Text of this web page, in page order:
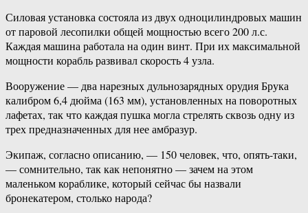
Силовая установка состояла из двух одноцилиндровых машин
от паровой лесопилки общей мощностью всего 200 л.с.
Каждая машина работала на один винт. При их максимальной
мощности корабль развивал скорость 4 узла.
Вооружение — два нарезных дульнозарядных орудия Брука
калибром 6,4 дюйма (163 мм), установленных на поворотных
лафетах, так что каждая пушка могла стрелять сквозь одну из
трех предназначенных для нее амбразур.
Экипаж, согласно описанию, — 150 человек, что, опять-таки,
— сомнительно, так как непонятно — зачем на этом
маленьком кораблике, который сейчас бы назвали
бронекатером, столько народа?